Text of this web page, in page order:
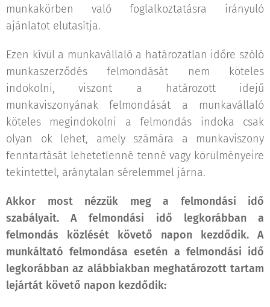
munkakörben való foglalkoztatásra irányuló
ajánlatot elutasítja.
Ezen kívül a munkavállaló a határozatlan időre szóló
munkaszerződés felmondását nem köteles
indokolni, viszont a határozott idejű
munkaviszonyának felmondását a munkavállaló
köteles megindokolni a felmondás indoka csak
olyan ok lehet, amely számára a munkaviszony
fenntartását lehetetlenné tenné vagy körülményeire
tekintettel, aránytalan sérelemmel járna.
Akkor most nézzük meg a felmondási idő
szabályait. A felmondási idő legkorábban a
felmondás közlését követő napon kezdődik. A
munkáltató felmondása esetén a felmondási idő
legkorábban az alábbiakban meghatározott tartam
lejártát követő napon kezdődik: